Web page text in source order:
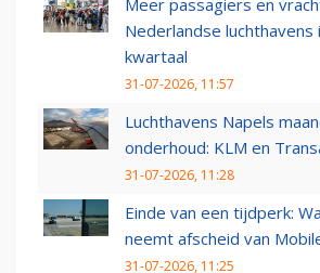
Meer passagiers en
Nederlandse
kwartaal
31-07-2026, 11:57
Luchthavens Napels
onderhoud: KLM en
31-07-2026, 11:28
Einde van een tijdperk:
neemt afscheid van
31-07-2026, 11:25